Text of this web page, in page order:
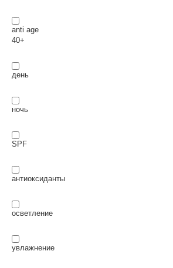
anti age
40+
день
ночь
SPF
антиоксиданты
осветление
увлажнение